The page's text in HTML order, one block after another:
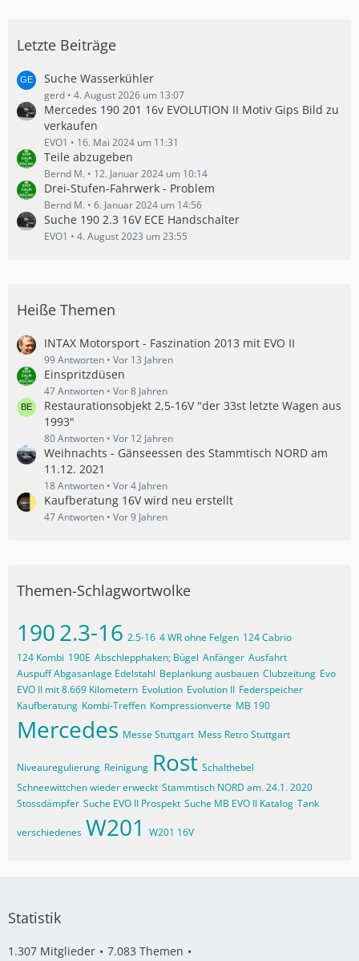
e
Letzte Beiträge
Suche Wasserkühler
gerd 4. August 2026 um 13:07
Mercedes 190 201 16v EVOLUTION II Motiv Gips Bild zu
verkaufen
EVO1 16. Mai 2024 um 11:31
Teile abzugeben
Bernd M. 12. Januar 2024 um 10:14
Drei-Stufen-Fahrwerk - Problem
Bernd M. 6. Januar 2024 um 14:56
Suche 190 2.3 16V ECE Handschalter
EVO1 4. August 2023 um 23:55
Heiße Themen
INTAX Motorsport - Faszination 2013 mit EVO II
99 Antworten Vor 13 Jahren
Einspritzdüsen
47 Antworten Vor 8 Jahren
Restaurationsobjekt 2,5-16V "der 33st letzte Wagen aus
1993"
80 Antworten Vor 12 Jahren
Weihnachts - Gänseessen des Stammtisch NORD am
11.12. 2021
18 Antworten Vor 4 Jahren
Kaufberatung 16V wird neu erstellt
47 Antworten Vor 9 Jahren
Themen-Schlagwortwolke
1902.3-16 2.5-16 4 WR ohne Felgen 124 Cabrio
124 Kombi 190E Abschlepphaken; Bügel Anfänger Ausfahrt
Auspuff Abgasanlage Edelstahl Beplankung ausbauen Clubzeitung Evo
EVO II mit 8.669 Kilometern Evolution Evolution II Federspeicher
Kaufberatung Kombi-Treffen Kompressionverte MB 190
Mercedes Messe Stuttgart Mess Retro Stuttgart
Niveauregulierung Reinigung Rost Schalthebel
Schneewittchen wieder erweckt Stammtisch NORD am. 24.1. 2020
Stossdämpfer Suche EVO II Prospekt Suche MB EVO II Katalog Tank
verschiedenes W201 W201 16V
Statistik
1.307 Mitglieder
7.083 Themen